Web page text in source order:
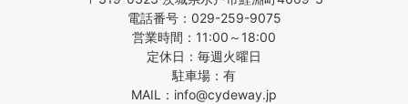
電話番号：029-259-9075
営業時間：11:00～18:00
定休日：毎週火曜日
駐車場：有
MAIL：info@cydeway.jp